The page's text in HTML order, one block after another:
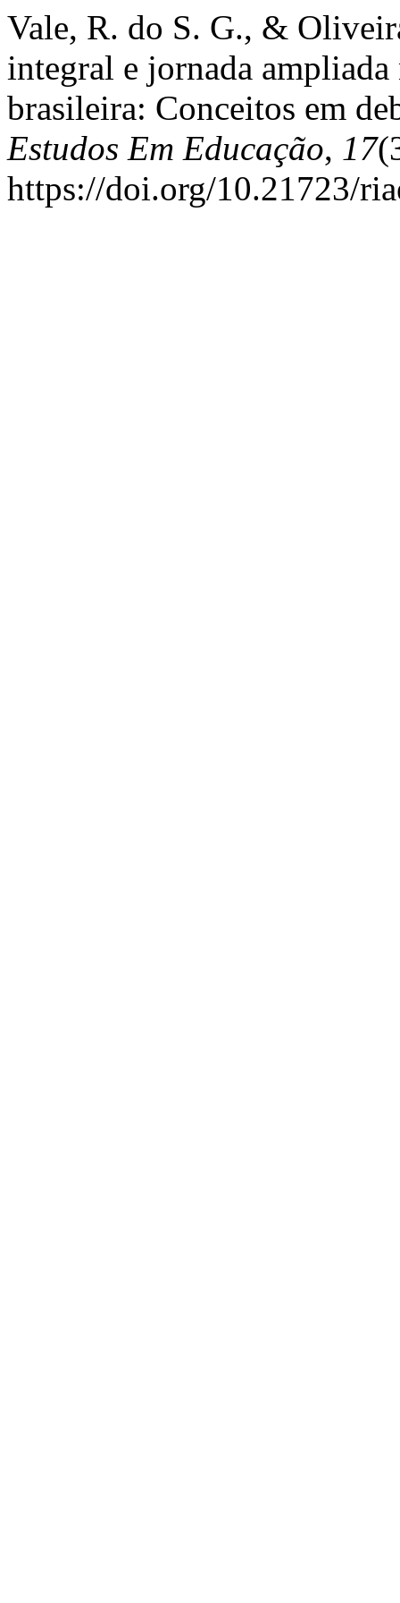
Vale, R. do S. G., &
integral e jornada
brasileira: Conceitos em
Estudos Em Educação, 17
https://doi.org/10.21723/